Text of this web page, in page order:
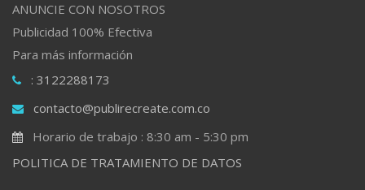
ANUNCIE CON NOSOTROS
Publicidad 100% Efectiva
Para más información
: 3122288173
contacto@publirecreate.com.co
Horario de trabajo : 8:30 am - 5:30 pm
POLITICA DE TRATAMIENTO DE DATOS